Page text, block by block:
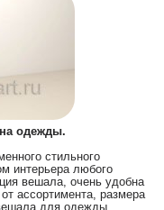
одежды.
стильного
интерьера любого
вешала, очень удобна
ассортимента, размера
для одежды